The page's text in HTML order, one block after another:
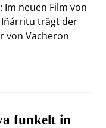
neuen Film von
Iñárritu trägt der
von Vacheron
funkelt in